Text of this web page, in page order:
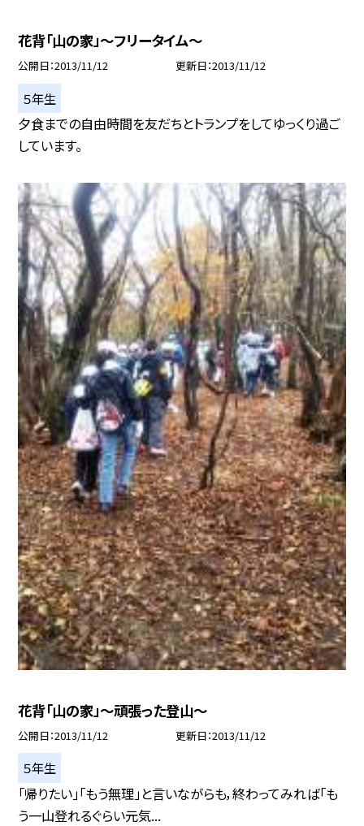
花背「山の家」〜フリータイム〜
公開日 2013/11/12 更新日 2013/11/12
５年生
夕食までの自由時間を友だちとトランプをしてゆっくり過ご
しています。
花背「山の家」〜頑張った登山〜
公開日 2013/11/12 更新日 2013/11/12
５年生
「帰りたい」「もう無理」と言いながらも，終わってみれば「も
う一山登れるぐらい元気...